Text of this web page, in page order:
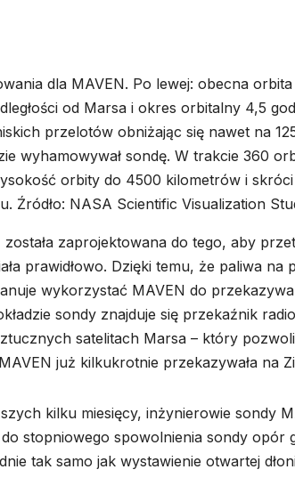
dla MAVEN. Po lewej: obecna
od Marsa i okres orbitalny 4,5
przelotów obniżając się nawet na
wyhamowywał sondę. W trakcie 360
orbity do 4500 kilometrów i
Źródło: NASA Scientific Visualization
została zaprojektowana do tego, aby
prawidłowo. Dzięki temu, że paliwa
wykorzystać MAVEN do
sondy znajduje się przekaźnik
satelitach Marsa – który
już kilkukrotnie przekazywała na
kilku miesięcy, inżynierowie sondy
stopniowego spowolnienia sondy opór
tak samo jak wystawienie otwartej